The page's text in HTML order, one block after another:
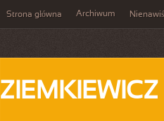
Strona główna Archiwum
ZIEMKIEWICZ